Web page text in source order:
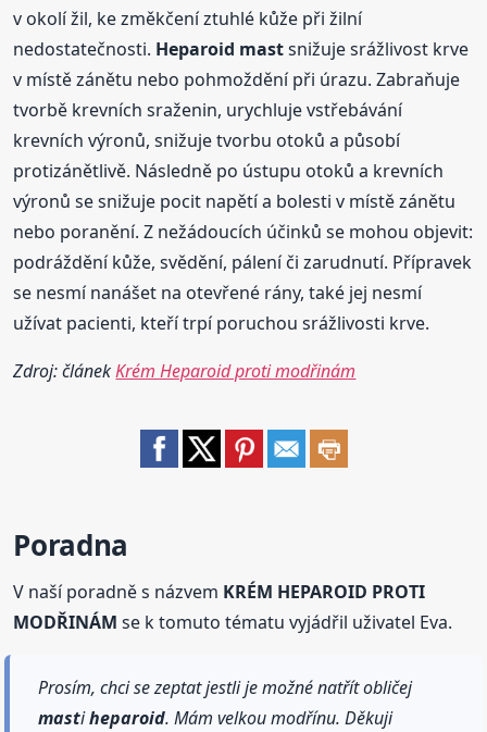
v okolí žil, ke změkčení ztuhlé kůže při žilní
nedostatečnosti. Heparoid mastsnižuje srážlivost krve
v místě zánětu nebo pohmoždění při úrazu. Zabraňuje
tvorbě krevních sraženin, urychluje vstřebávání
krevních výronů, snižuje tvorbu otoků a působí
protizánětlivě. Následně po ústupu otoků a krevních
výronů se snižuje pocit napětí a bolesti v místě zánětu
nebo poranění. Z nežádoucích účinků se mohou objevit:
podráždění kůže, svědění, pálení či zarudnutí. Přípravek
se nesmí nanášet na otevřené rány, také jej nesmí
užívat pacienti, kteří trpí poruchou srážlivosti krve.
Zdroj: článekKrém Heparoid proti modřinám
Poradna
V naší poradně s názvem KRÉM HEPAROID PROTI
MODŘINÁM se k tomuto tématu vyjádřil uživatel Eva.
Prosím, chci se zeptat jestli je možné natřít obličej
mastiheparoid. Mám velkou modřínu. Děkuji